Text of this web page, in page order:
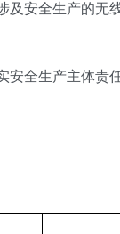
及安全生产的无
安全生产主体责